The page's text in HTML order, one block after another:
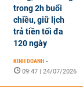
trong 2h buổi
chiều, giữ lịch
trả tiền tối đa
120 ngày
KINH DOANH -
09:47 | 24/07/2026